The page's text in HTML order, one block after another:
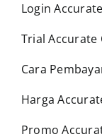
Login Accurate
Trial Accurate
Cara
Harga
Promo